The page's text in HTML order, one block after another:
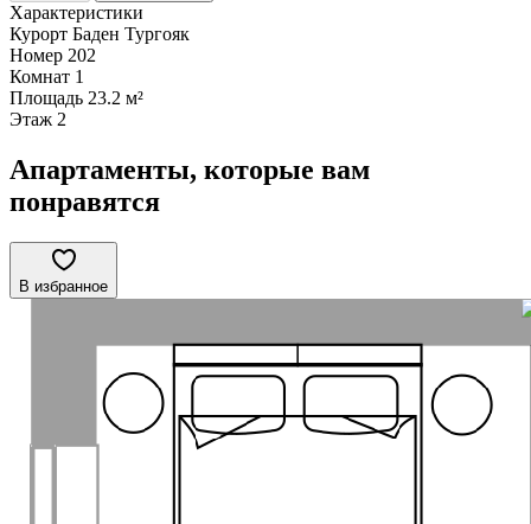
Характеристики
Курорт Баден Тургояк
Номер 202
Комнат 1
Площадь 23.2 м²
Этаж 2
Апартаменты, которые вам
понравятся
В избранное